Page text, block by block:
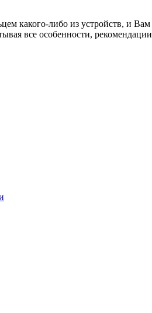
какого-либо из устройств, и
все особенности,